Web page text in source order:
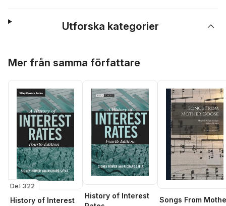
Utforska kategorier
Mer från samma författare
Del 322
History of Interest
History of Interest
Songs From